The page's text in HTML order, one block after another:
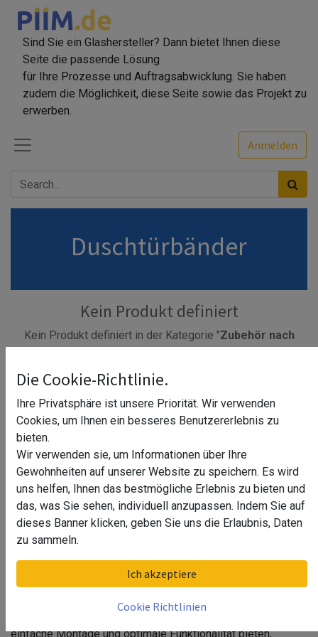
Sind Sie ein Glashersteller? Dann bietet Ihnen diese
Seite die passende Lösung
für Ihre Prozesse und Auftragsabwicklung. Sie haben
zudem die Möglichkeit, diese Seite sowie das Projekt zu
erwerben.
Anmelden
Duschtürbänder
Kein Produkt definiert
Kein Produkt definiert in der Kategorie "Zubehör nach
Herzlich Willkommen im Piim Shop – Ihrer ersten
Anlaufstelle für exzellente Duschtürbänder. Bei uns finden
Sie eine breite Palette an hochwertigen Duschtürbändern,
die sowohl Funktionalität als auch Design in Ihr
Badezimmer bringen. Entdecken Sie unser vielfältiges
Angebot und finden Sie das perfekte Duschtürband für Ihre
Bedürfnisse.
Warum Duschtürbänder von Piim
wählen?
Unsere Duschtürbänder sind aus hochwertigen Materialien
gefertigt, die maximale Stabilität und Langlebigkeit
einfache Montage und optimale Funktionalität bieten,
Die Cookie-Richtlinie.
Ihre Privatsphäre ist unsere Priorität. Wir verwenden
Cookies, um Ihnen ein besseres Benutzererlebnis zu
bieten.
Wir verwenden sie, um Informationen über Ihre
Gewohnheiten auf unserer Website zu speichern. Es wird
uns helfen, Ihnen das bestmögliche Erlebnis zu bieten und
das, was Sie sehen, individuell anzupassen. Indem Sie auf
dieses Banner klicken, geben Sie uns die Erlaubnis, Daten
zu sammeln.
Ich akzeptiere
Cookie Richtlinien